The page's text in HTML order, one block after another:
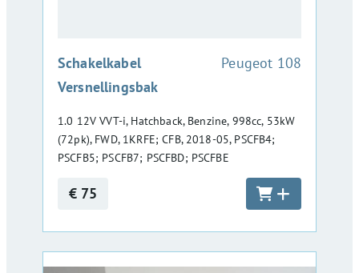
Schakelkabel
Versnellingsbak
:Peugeot 108
1.0 12V VVT-i, Hatchback, Benzine, 998cc, 53kW
(72pk), FWD, 1KRFE; CFB, 2018-05, PSCFB4;
PSCFB5; PSCFB7; PSCFBD; PSCFBE
€ 75